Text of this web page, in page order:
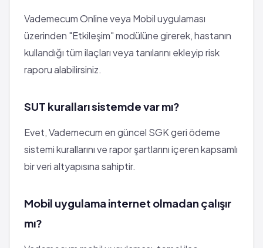
Vademecum Online veya Mobil uygulaması
üzerinden "Etkileşim" modülüne girerek, hastanın
kullandığı tüm ilaçları veya tanılarını ekleyip risk
raporu alabilirsiniz.
SUT kuralları sistemde var mı?
Evet, Vademecum en güncel SGK geri ödeme
sistemi kurallarını ve rapor şartlarını içeren kapsamlı
bir veri altyapısına sahiptir.
Mobil uygulama internet olmadan çalışır
mı?